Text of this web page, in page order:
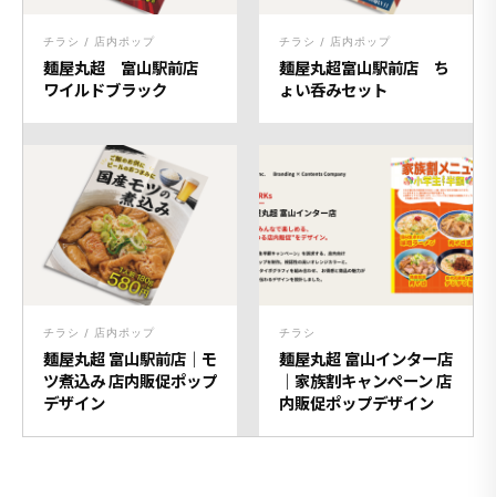
チラシ / 店内ポップ
麺屋丸超 富山駅前店
ワイルドブラック
チラシ / 店内ポップ
麺屋丸超富山駅前店 ち
ょい呑みセット
チラシ / 店内ポップ
麺屋丸超 富山駅前店｜モ
ツ煮込み 店内販促ポップ
デザイン
チラシ
麺屋丸超 富山インター店
｜家族割キャンペーン 店
内販促ポップデザイン